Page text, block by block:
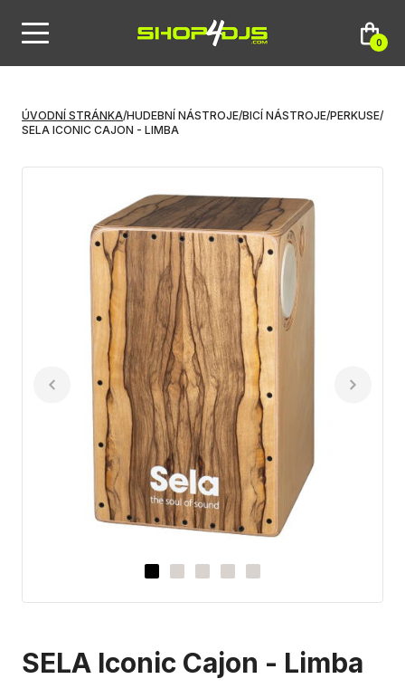
0
ÚVODNÍ STRÁNKA/HUDEBNÍ NÁSTROJE/BICÍ NÁSTROJE/PERKUSE/
SELA ICONIC CAJON - LIMBA
SELA Iconic Cajon - Limba